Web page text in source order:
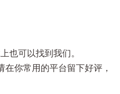
也可以找到我们。
你常用的平台留下好评，